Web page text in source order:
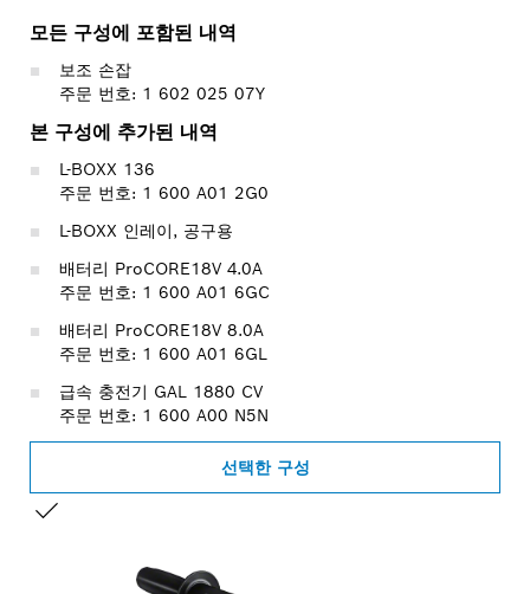
모든 구성에 포함된 내역
보조 손잡
주문 번호: 1 602 025 07Y
본 구성에 추가된 내역
L-BOXX 136
주문 번호: 1 600 A01 2G0
L-BOXX 인레이, 공구용
배터리 ProCORE18V 4.0A
주문 번호: 1 600 A01 6GC
배터리 ProCORE18V 8.0A
주문 번호: 1 600 A01 6GL
급속 충전기 GAL 1880 CV
주문 번호: 1 600 A00 N5N
선택한 구성